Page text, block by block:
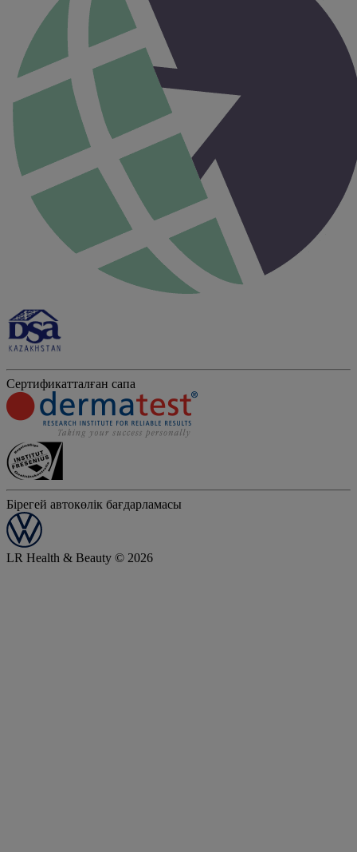
Сертификатталған сапа
Бірегей автокөлік бағдарламасы
LR Health & Beauty © 2026